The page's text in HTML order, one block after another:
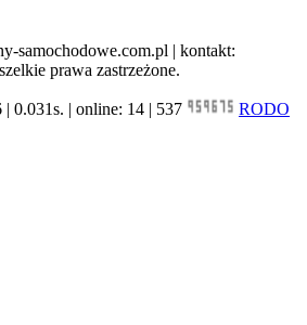
samochodowe.com.pl | kontakt:
prawa zastrzeżone.
0.031s. | online: 14 | 537 RODO